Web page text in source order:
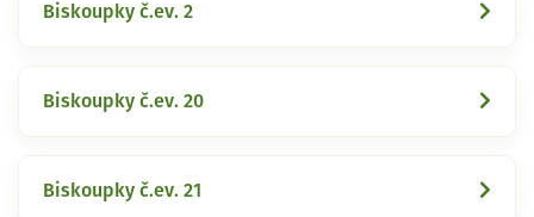
Biskoupky č.ev. 2
Biskoupky č.ev. 20
Biskoupky č.ev. 21